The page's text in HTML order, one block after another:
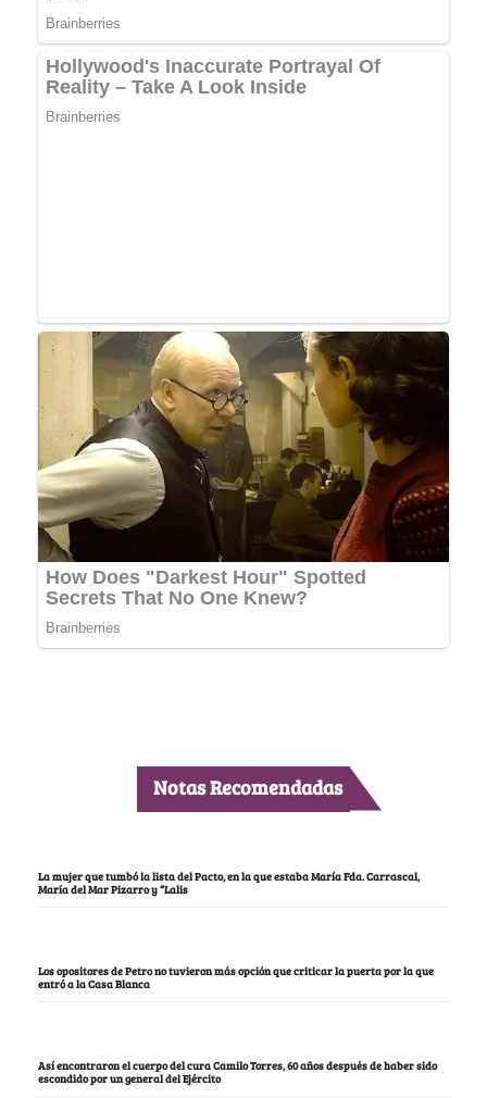
Notas Recomendadas
La mujer que tumbó la lista del Pacto, en la que estaba María Fda. Carrascal,
María del Mar Pizarro y “Lalis
Los opositores de Petro no tuvieron más opción que criticar la puerta por la que
entró a la Casa Blanca
Así encontraron el cuerpo del cura Camilo Torres, 60 años después de haber sido
escondido por un general del Ejército